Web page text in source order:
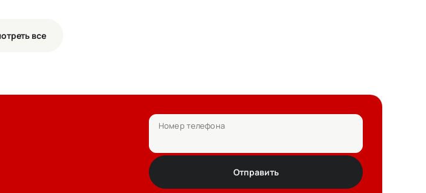
все
Номер телефона
Отправить